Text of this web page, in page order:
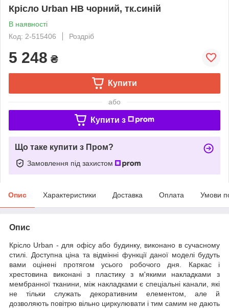
Крісло Urban HB чорний, тк.синій
В наявності
Код: 2-515406
Роздріб
5 248 ₴
Купити
або
Купити з
Що таке купити з Пром?
Замовлення під захистом
Опис Характеристики Доставка Оплата Умови
Опис
Крісло Urban - для офісу або будинку, виконано в сучасному
стилі. Доступна ціна та відмінні функції даної моделі будуть
вами оцінені протягом усього робочого дня. Каркас і
хрестовина виконані з пластику з м'якими накладками з
мембранної тканини, між накладками є спеціальні канали, які
не тільки служать декоративним елементом, але й
дозволяють повітрю вільно циркулювати і тим самим не дають